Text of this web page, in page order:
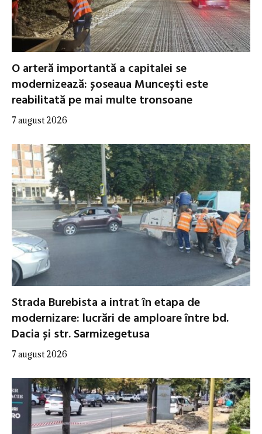
O arteră importantă a capitalei se
modernizează: șoseaua Muncești este
reabilitată pe mai multe tronsoane
7 august 2026
Strada Burebista a intrat în etapa de
modernizare: lucrări de amploare între bd.
Dacia și str. Sarmizegetusa
7 august 2026